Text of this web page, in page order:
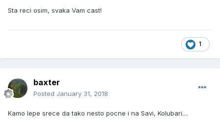
Sta reci osim, svaka Vam cast!
1
baxter
Posted January 31, 2018
Kamo lepe srece da tako nesto pocne i na Savi, Kolubari....